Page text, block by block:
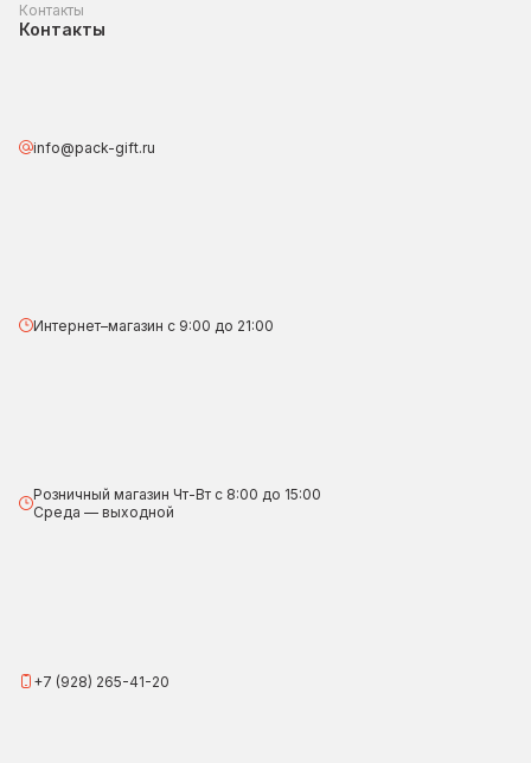
Контакты
Контакты
info@pack-gift.ru
Интернет–магазин с 9:00 до 21:00
Розничный магазин Чт-Вт с 8:00 до 15:00
Среда — выходной
+7 (928) 265-41-20